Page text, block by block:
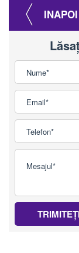
INAPOI